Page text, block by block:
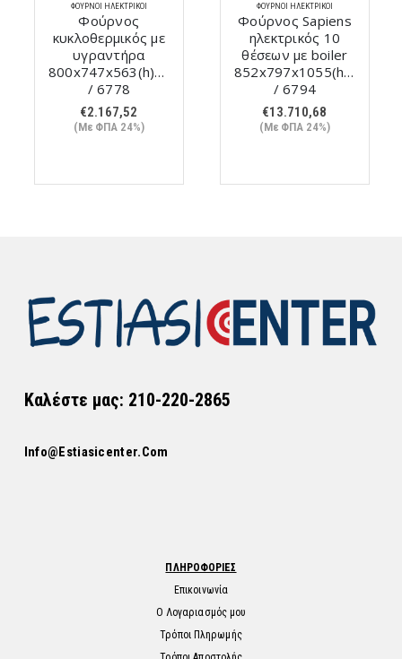
ΦΟΎΡΝΟΙ ΗΛΕΚΤΡΙΚΟΊ
Φούρνος
κυκλοθερμικός με
υγραντήρα
800x747x563(h)mm
/ 6778
€2.167,52
(Με ΦΠΑ 24%)
ΦΟΎΡΝΟΙ ΗΛΕΚΤΡΙΚΟΊ
Φούρνος Sapiens
ηλεκτρικός 10
θέσεων με boiler
852x797x1055(h)mm
/ 6794
€13.710,68
(Με ΦΠΑ 24%)
Καλέστε μας: 210-220-2865
Info@estiasicenter.com
ΠΛΗΡΟΦΟΡΙΕΣ
Επικοινωνία
Ο Λογαριασμός μου
Τρόποι Πληρωμής